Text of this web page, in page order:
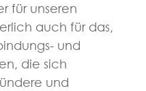
für unseren
auch für das,
und
die sich
und